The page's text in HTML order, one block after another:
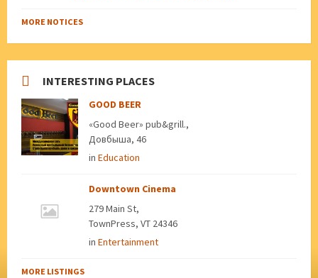
MORE NOTICES
INTERESTING PLACES
GOOD BEER
«Good Beer» pub&grill.,
Довбыша, 46
in Education
Downtown Cinema
279 Main St,
TownPress, VT 24346
in Entertainment
MORE LISTINGS